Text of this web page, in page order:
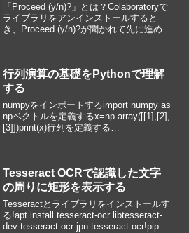
「Proceed (y/n)?」とは？Colaboratoryで
ライブラリをアンインストールすると
き、Proceed (y/n)?が聞かれて先に進めま
行列演算の基礎をPythonで理解
する
numpyをインポートするimport numpy as
npベクトルを定義するx=np.array([[1],[2],
[3]])print(x)行列を定義する
Tesseract OCRで認識した文字
の周りに矩形を表示する
Tesseractとライブラリをインストールす
る!apt install tesseract-ocr libtesseract-
dev tesseract-ocr-jpn tesseract-ocr!pip